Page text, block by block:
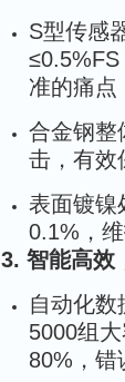
S型传感
准的痛点
合金钢整
击，有效
表面镀镍
0.1%，
3. 智能高效
自动化数
5000组
80%，错